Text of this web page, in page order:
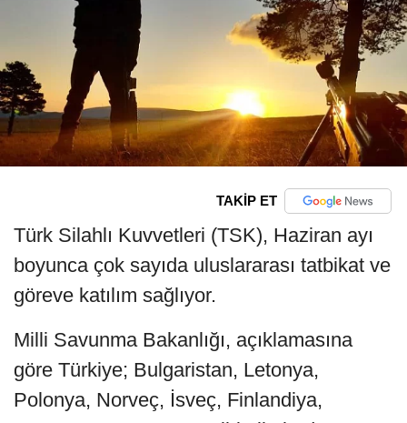
TAKİP ET
Türk Silahlı Kuvvetleri (TSK), Haziran ayı
boyunca çok sayıda uluslararası tatbikat ve
göreve katılım sağlıyor.
Milli Savunma Bakanlığı, açıklamasına
göre Türkiye; Bulgaristan, Letonya,
Polonya, Norveç, İsveç, Finlandiya,